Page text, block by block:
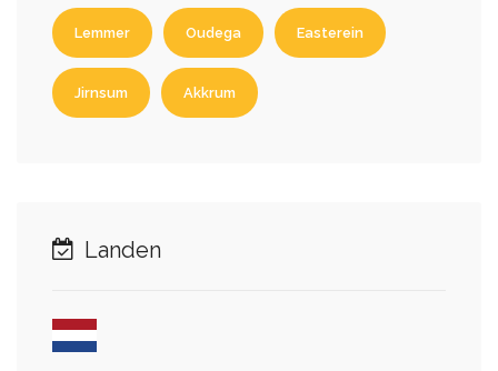
Lemmer Oudega Easterein
Jirnsum Akkrum
Landen